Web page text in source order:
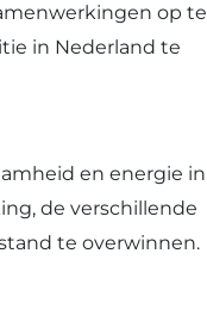
op te
in Nederland te
en energie in
de verschillende
te overwinnen.